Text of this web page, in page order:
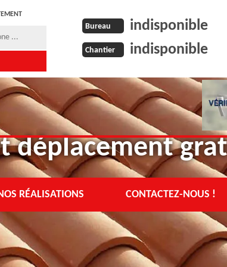
Bureau indisponible
Chantier indisponible
déplacement
RÉALISATIONS CONTACTEZ-NOUS !